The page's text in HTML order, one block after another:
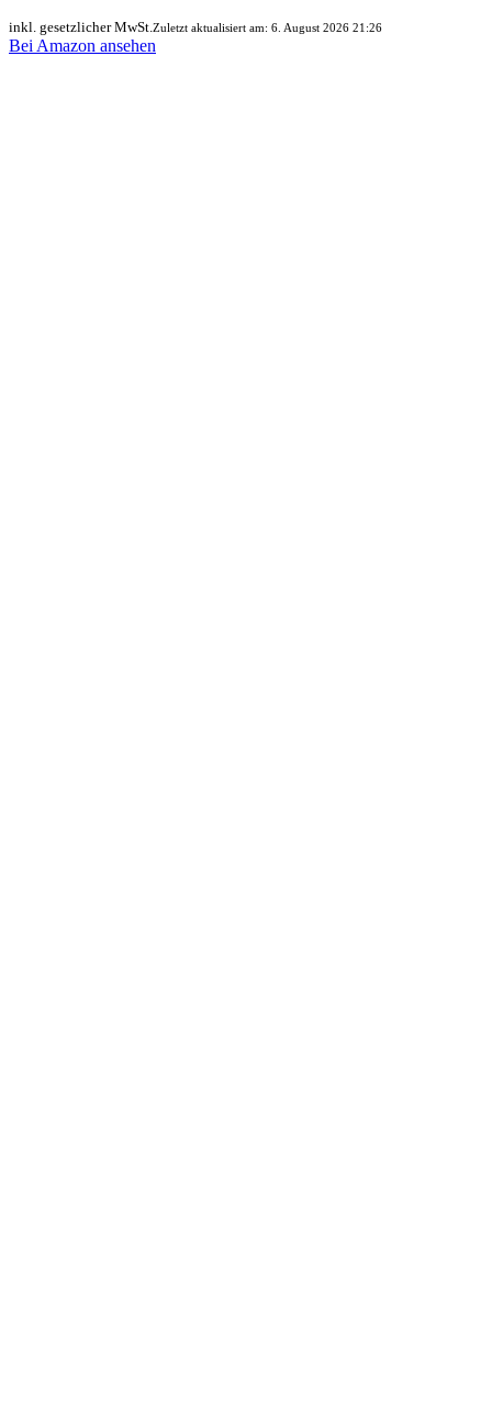
inkl. gesetzlicher MwSt. Zuletzt aktualisiert am: 6. August 2026 21:26
Bei Amazon ansehen